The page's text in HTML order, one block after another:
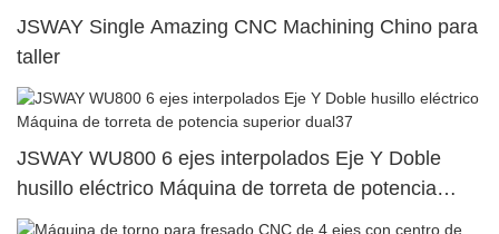
JSWAY Single Amazing CNC Machining Chino para
taller
JSWAY WU800 6 ejes interpolados Eje Y Doble
husillo eléctrico Máquina de torreta de potencia
superior dual37